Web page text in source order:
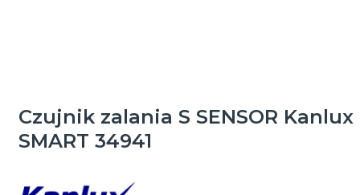
Czujnik zalania S SENSOR Kanlux
SMART 34941